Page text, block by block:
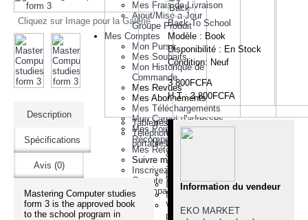
Mes Frais de Livraison
Ajout/Mise a Jour
Groupe Produit
Mes Comptes
Mon Pursa
Mes Souhaits
Mon Historique de
Commande
Mes Revues
Mes Abonnements
Mes Téléchargements
Mon Carnet d'adresses
Mes Points de
Récompense
Mes Retours
Suivre ma Commande
Inscrivez-vous pour un
Compte Vendeur
Produits comparatifs (0)
Tablettes
Téléphones
portables
Clés
USB
Disques
&
Stockages
Divers
Imprimantes
Moniteurs
Voyez
plus
Cliquez sur Image pour la Galerie
Description
Spécifications
Avis (0)
Mastering Computer studies
form 3 is the approved book
to the school program in
Back To School
Modèle : Book
Disponibilité : En Stock
Condition: Neuf
3 800FCFA
H.T : 3 800FCFA
Information du vendeur
EKO MARKET